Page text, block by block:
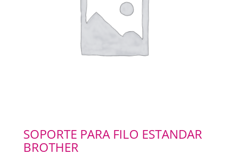
SOPORTE PARA FILO ESTANDAR
BROTHER